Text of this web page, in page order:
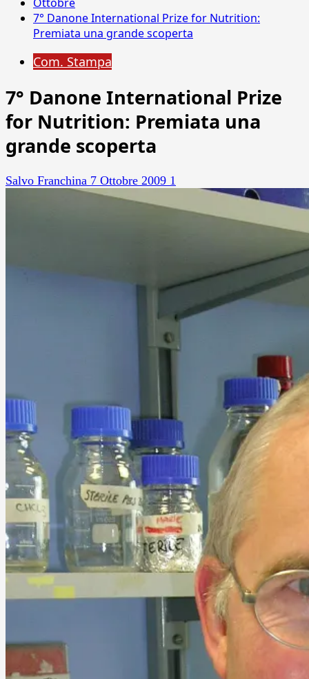
7° Danone International Prize for Nutrition:
Premiata una grande scoperta
Com. Stampa
7° Danone International Prize
for Nutrition: Premiata una
grande scoperta
Salvo Franchina 7 Ottobre 2009 1